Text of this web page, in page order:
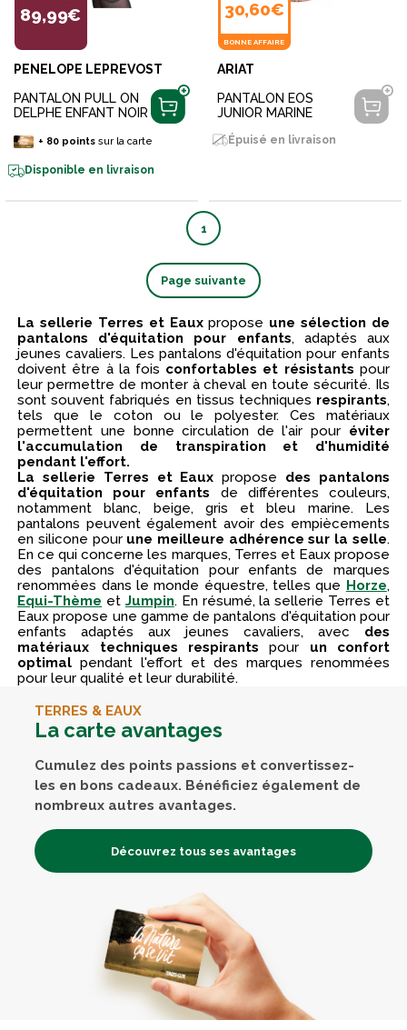
89,99€
PENELOPE LEPREVOST
PANTALON PULL ON
DELPHE ENFANT NOIR
+ 80pointssur la carte
Disponible en livraison
30,60€
BONNE AFFAIRE
ARIAT
PANTALON EOS
JUNIOR MARINE
Épuisé en livraison
1
Page suivante
La sellerie Terres et Eauxpropose une sélection de
pantalons d'équitation pour enfants, adaptés aux
jeunes cavaliers. Les pantalons d'équitation pour enfants
doivent être à la fois confortables et résistants pour
leur permettre de monter à cheval en toute sécurité. Ils
sont souvent fabriqués en tissus techniques respirants,
tels que le coton ou le polyester. Ces matériaux
permettent une bonne circulation de l'air pour éviter
l'accumulation de transpiration et d'humidité
pendant l'effort.
La sellerie Terres et Eaux propose des pantalons
d'équitation pour enfants de différentes couleurs,
notamment blanc, beige, gris et bleu marine. Les
pantalons peuvent également avoir des empiècements
en silicone pour une meilleure adhérence sur la selle.
En ce qui concerne les marques, Terres et Eaux propose
des pantalons d'équitation pour enfants de marques
renommées dans le monde équestre, telles que Horze,
Equi-Thème et Jumpin. En résumé, la sellerie Terres et
Eaux propose une gamme de pantalons d'équitation pour
enfants adaptés aux jeunes cavaliers, avec des
matériaux techniques respirants pour un confort
optimal pendant l'effort et des marques renommées
pour leur qualité et leur durabilité.
TERRES & EAUX
La carte avantages
Cumulez des points passions et convertissez-
les en bons cadeaux. Bénéficiez également de
nombreux autres avantages.
Découvrez tous ses avantages